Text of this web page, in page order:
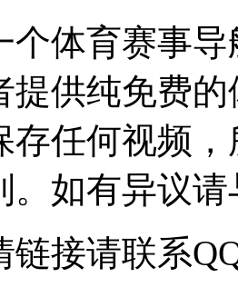
个体育赛事
提供纯免费
存任何视频
。如有异议
链接请联系